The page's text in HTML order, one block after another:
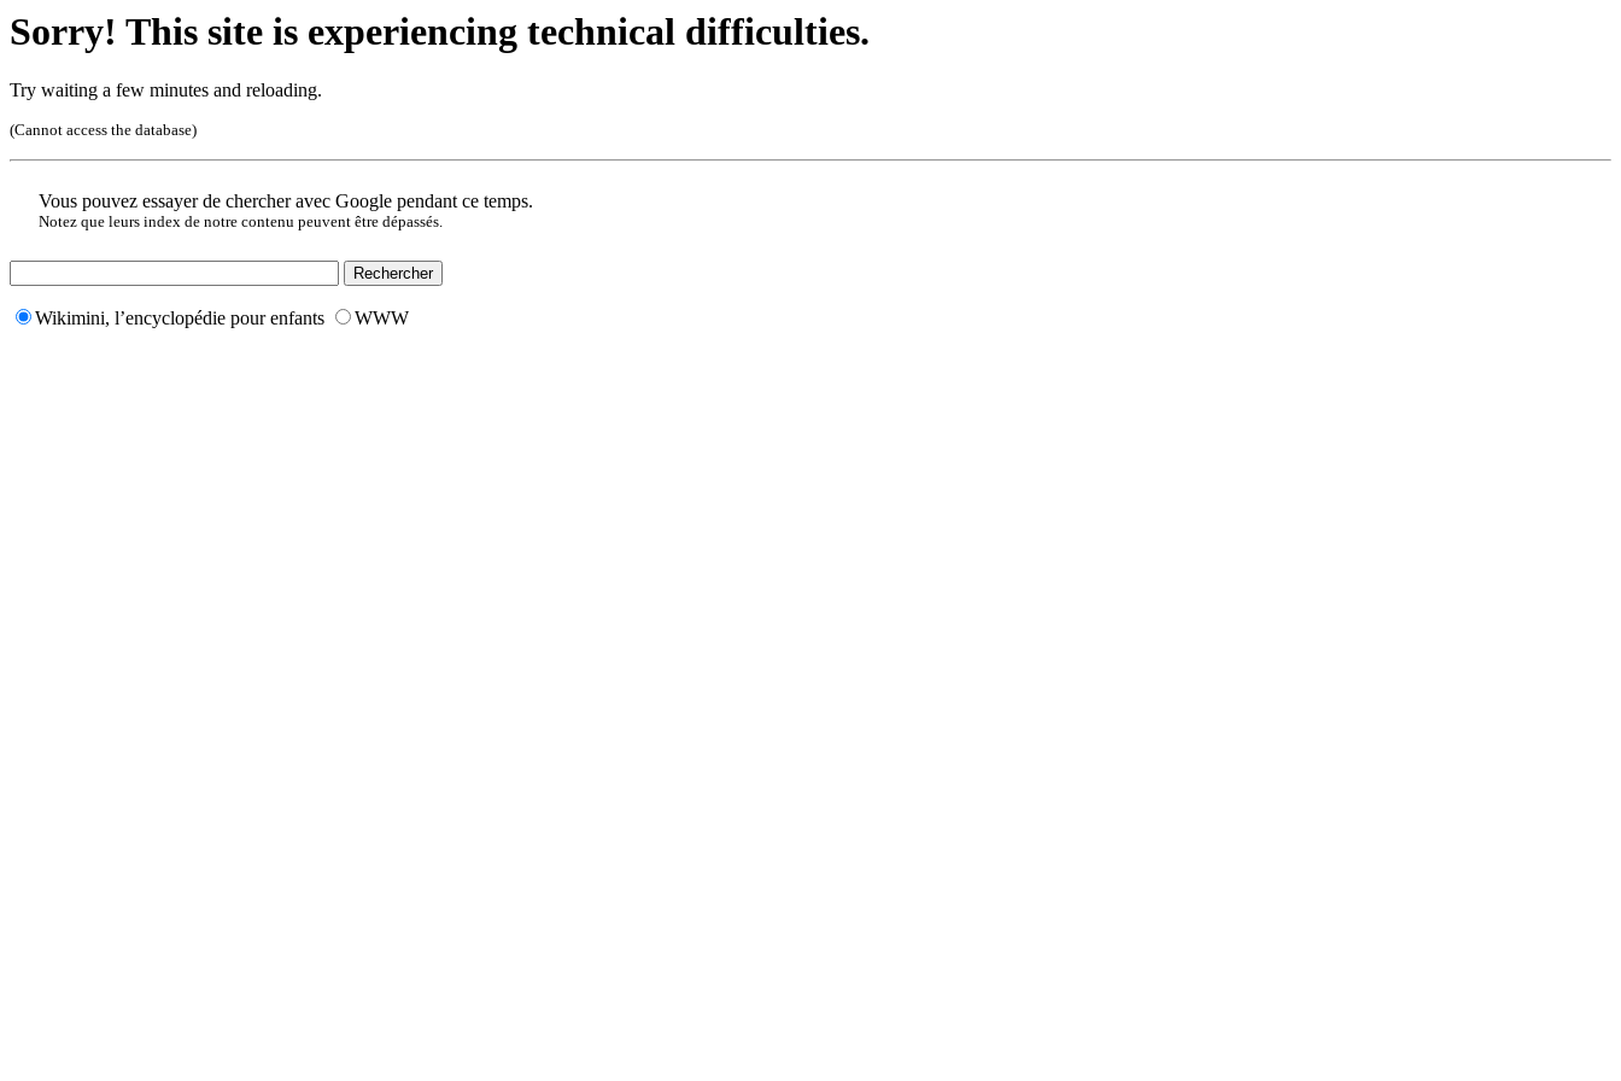
Sorry! This site is experiencing technical difficulties.
Try waiting a few minutes and reloading.
(Cannot access the database)
Vous pouvez essayer de chercher avec Google pendant ce temps.
Notez que leurs index de notre contenu peuvent être dépassés.
Wikimini, l’encyclopédie pour enfants WWW